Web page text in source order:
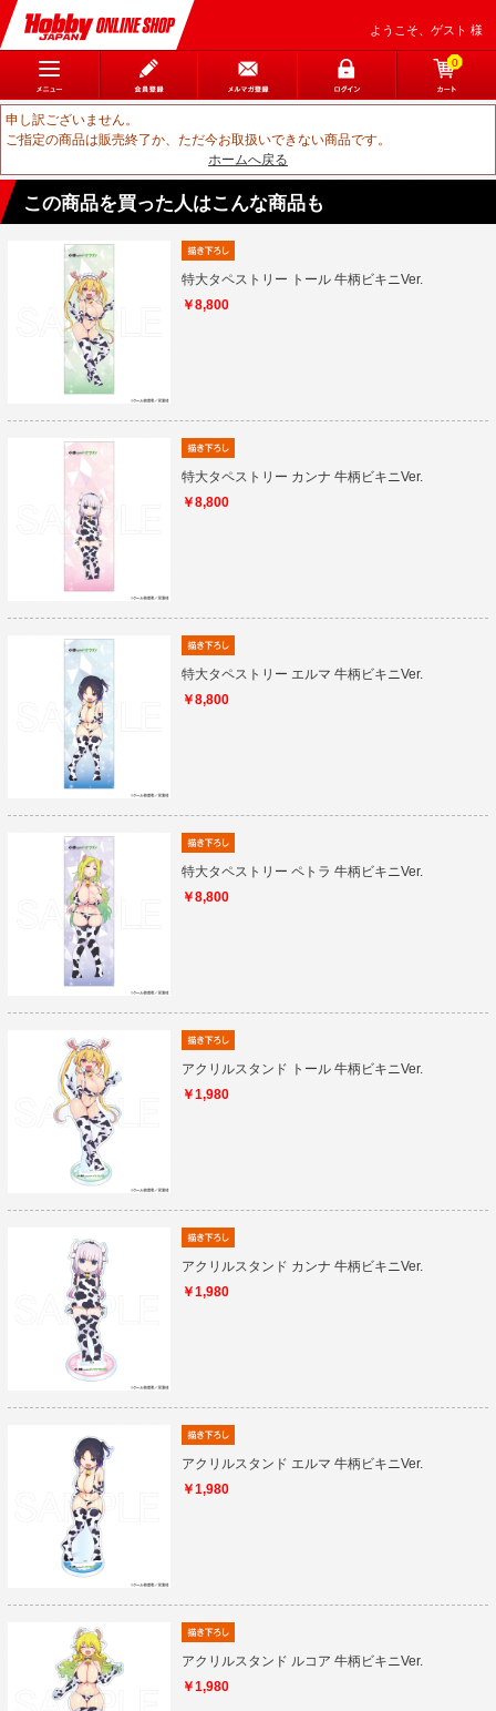
ようこそ、ゲスト 様
0
申し訳ございません。
ご指定の商品は販売終了か、ただ今お取扱いできない商品です。
ホームへ戻る
この商品を買った人はこんな商品も
特大タペストリー トール 牛柄ビキニVer.
￥8,800
特大タペストリー カンナ 牛柄ビキニVer.
￥8,800
特大タペストリー エルマ 牛柄ビキニVer.
￥8,800
特大タペストリー ペトラ 牛柄ビキニVer.
￥8,800
アクリルスタンド トール 牛柄ビキニVer.
￥1,980
アクリルスタンド カンナ 牛柄ビキニVer.
￥1,980
アクリルスタンド エルマ 牛柄ビキニVer.
￥1,980
アクリルスタンド ルコア 牛柄ビキニVer.
￥1,980